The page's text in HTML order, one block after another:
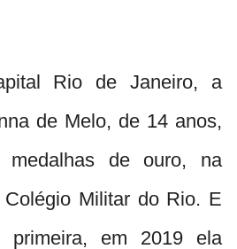
Rio de Janeiro, a
de Melo, de 14 anos,
de ouro, na
Colégio Militar do Rio. E
em 2019 ela